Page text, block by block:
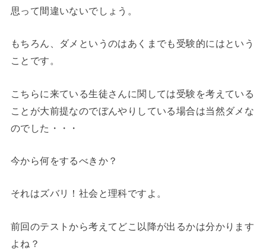
思って間違いないでしょう。
もちろん、ダメというのはあくまでも受験的にはという
ことです。
こちらに来ている生徒さんに関しては受験を考えている
ことが大前提なのでぼんやりしている場合は当然ダメな
のでした・・・
今から何をするべきか？
それはズバリ！社会と理科ですよ。
前回のテストから考えてどこ以降が出るかは分かります
よね？